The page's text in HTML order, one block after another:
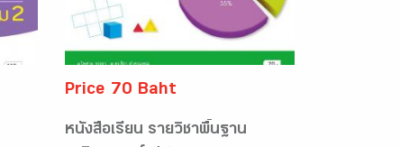
Price 70 Baht
หนังสือเรียน รายวิชาพื้นฐาน